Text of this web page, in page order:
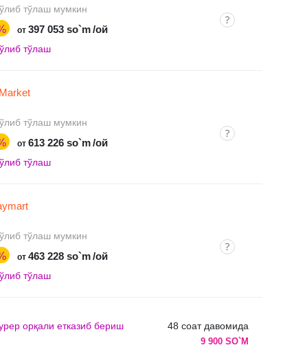
тўлаш мумкин
от 397 053 so`m /ой
тўлаш
тўлаш мумкин
от 613 226 so`m /ой
тўлаш
тўлаш мумкин
от 463 228 so`m /ой
тўлаш
орқали етказиб бериш 48 соат давомида
9 900 SO`M